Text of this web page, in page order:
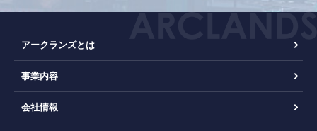
アークランズとは
事業内容
会社情報